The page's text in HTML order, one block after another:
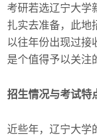
考研若选辽宁大学
扎实去准备，此地
以往年份出现过接
是个值得予以关注
招生情况与考试特
近些年，辽宁大学